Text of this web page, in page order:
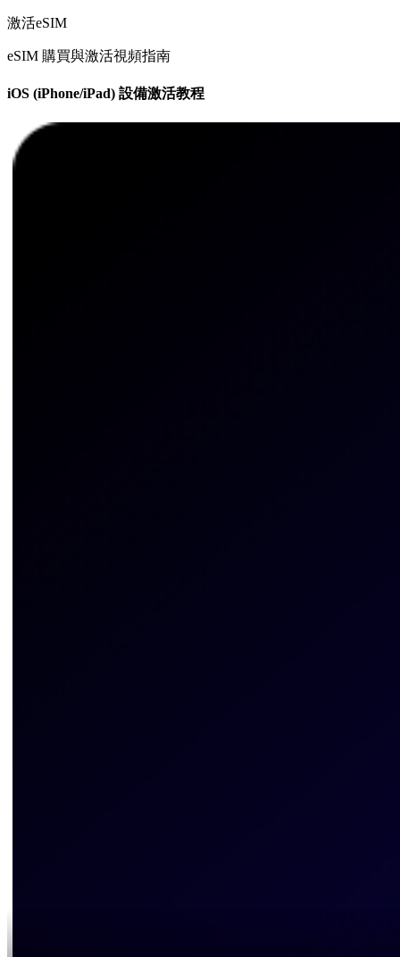
激活eSIM
eSIM 購買與激活視頻指南
iOS (iPhone/iPad) 設備激活教程